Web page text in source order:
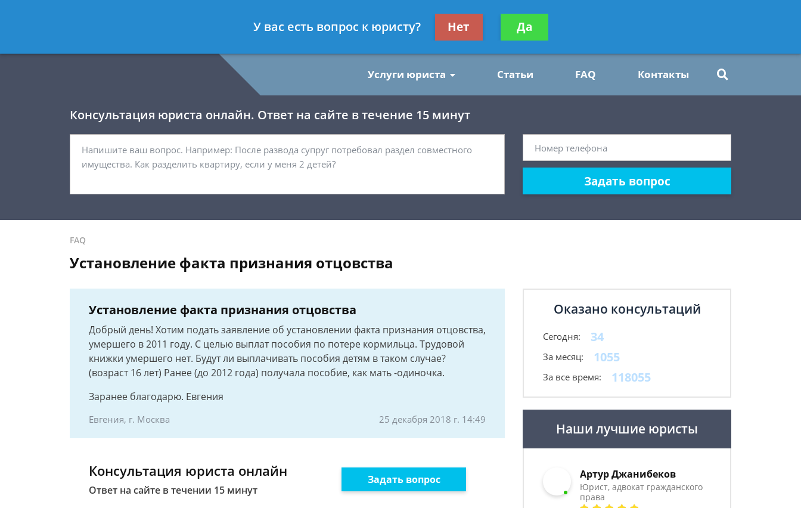
- Юрист по гражданским делам
Получите консультацию
бесплатно
Услуги юриста Статьи FAQ Контакты
Консультация юриста онлайн. Ответ на сайте в течение 15 минут
Задать вопрос
FAQ
Установление факта признания отцовства
Установление факта признания отцовства
Добрый день! Хотим подать заявление об установлении факта признания отцовства,
умершего в 2011 году. С целью выплат пособия по потере кормильца. Трудовой
книжки умершего нет. Будут ли выплачивать пособия детям в таком случае?
(возраст 16 лет) Ранее (до 2012 года) получала пособие, как мать -одиночка.
Заранее благодарю. Евгения
Евгения, г. Москва 25 декабря 2018 г. 14:49
Консультация юриста онлайн
Ответ на сайте в течении 15 минут
Задать вопрос
Оказано консультаций
Сегодня: 34
За месяц: 1055
За все время: 118055
Наши лучшие юристы
Артур Джанибеков
Юрист, адвокат гражданского
права
У вас есть вопрос к юристу? Нет Да